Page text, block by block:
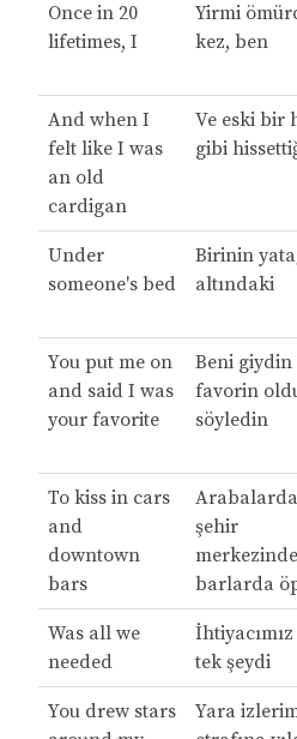
Once in 20
lifetimes, I
Yirmi
kez, ben
And when I
felt like I was
an old
cardigan
Ve eski bir
gibi
Under
someone's bed
Birinin
altındaki
You put me on
and said I was
your favorite
Beni giydin
favorin
söyledin
To kiss in cars
and
downtown
bars
şehir
barlarda
Was all we
needed
tek şeydi
You drew stars
Yara